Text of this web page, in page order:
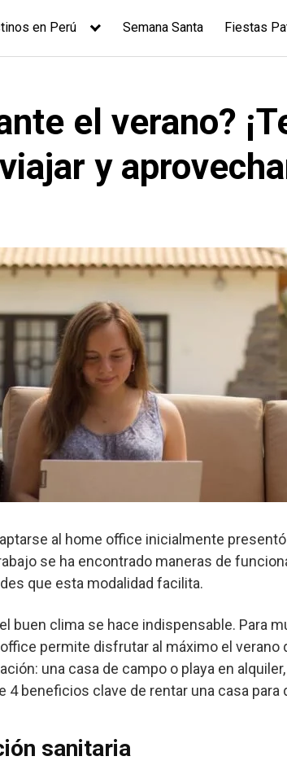
en Perú Semana Santa Fiestas
el verano?
y
al home office inicialmente
se ha encontrado maneras de
que esta modalidad facilita.
buen clima se hace indispensable. Para
permite disfrutar al máximo el verano
una casa de campo o playa en
4 beneficios clave de rentar una casa
sanitaria